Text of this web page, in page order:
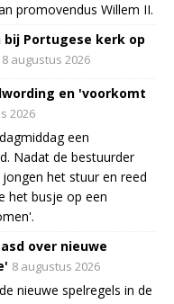
promovendus Willem II.
Portugese kerk op
8 augustus 2026
en 'voorkomt
2026
een
Nadat de bestuurder
het stuur en reed
het busje op een
over nieuwe
8 augustus 2026
nieuwe spelregels in de